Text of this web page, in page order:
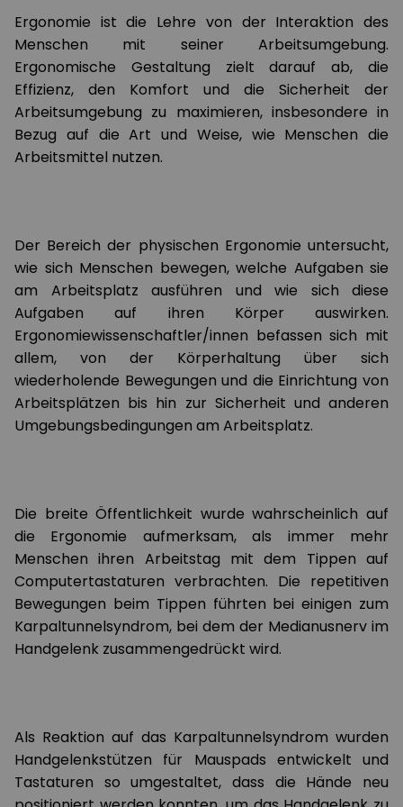
Ergonomie ist die Lehre von der Interaktion des
Menschen mit seiner Arbeitsumgebung.
Ergonomische Gestaltung zielt darauf ab, die
Effizienz, den Komfort und die Sicherheit der
Arbeitsumgebung zu maximieren, insbesondere in
Bezug auf die Art und Weise, wie Menschen die
Arbeitsmittel nutzen.
Der Bereich der physischen Ergonomie untersucht,
wie sich Menschen bewegen, welche Aufgaben sie
am Arbeitsplatz ausführen und wie sich diese
Aufgaben auf ihren Körper auswirken.
Ergonomiewissenschaftler/innen befassen sich mit
allem, von der Körperhaltung über sich
wiederholende Bewegungen und die Einrichtung von
Arbeitsplätzen bis hin zur Sicherheit und anderen
Umgebungsbedingungen am Arbeitsplatz.
Die breite Öffentlichkeit wurde wahrscheinlich auf
die Ergonomie aufmerksam, als immer mehr
Menschen ihren Arbeitstag mit dem Tippen auf
Computertastaturen verbrachten. Die repetitiven
Bewegungen beim Tippen führten bei einigen zum
Karpaltunnelsyndrom, bei dem der Medianusnerv im
Handgelenk zusammengedrückt wird.
Als Reaktion auf das Karpaltunnelsyndrom wurden
Handgelenkstützen für Mauspads entwickelt und
Tastaturen so umgestaltet, dass die Hände neu